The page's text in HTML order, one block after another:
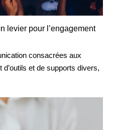
levier pour l’engagement
consacrées aux
d’outils et de supports divers,